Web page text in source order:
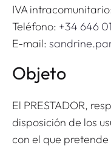
IVA
Teléfono: +34 646
E-mail:
Objeto
El PRESTADOR,
disposición de los
con el que